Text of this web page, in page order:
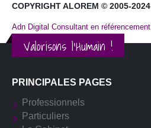
COPYRIGHT ALOREM © 2005-2024
Adn Digital Consultant en référencement
Valorisons l'Humain !
PRINCIPALES PAGES
Professionnels
Particuliers